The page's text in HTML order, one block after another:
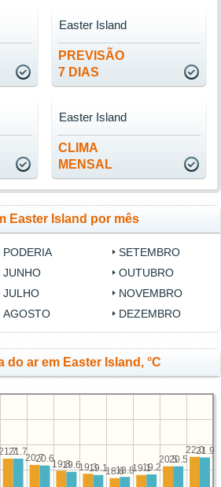
PREVISÃO
7 DIAS
Easter Island
CLIMA
MENSAL
Easter Island
Easter Island por mês
PODERIA
JUNHO
JULHO
AGOSTO
SETEMBRO
OUTUBRO
NOVEMBRO
DEZEMBRO
do ar em Easter Island, °C
22.0
20.5
19.1
18.6
19.3
19.8
20.7
21.9
20.5
19.2
18.8
19.1
19.6
20.6
21.7